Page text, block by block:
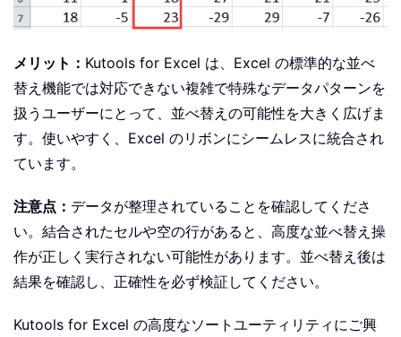
メリット： Kutools for Excel は、Excel の標準的な並べ
替え機能では対応できない複雑で特殊なデータパターンを
扱うユーザーにとって、並べ替えの可能性を大きく広げま
す。使いやすく、Excel のリボンにシームレスに統合され
ています。
注意点： データが整理されていることを確認してくださ
い。結合されたセルや空の行があると、高度な並べ替え操
作が正しく実行されない可能性があります。並べ替え後は
結果を確認し、正確性を必ず検証してください。
Kutools for Excel の高度なソートユーティリティにご興